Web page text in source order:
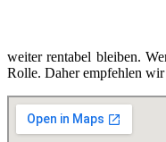
weiter rentabel bleiben.
Rolle. Daher empfehlen